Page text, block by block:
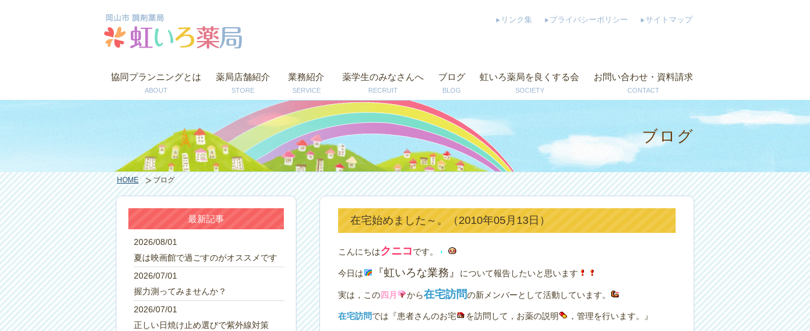
リンク集 プライバシーポリシー サイトマップ
協同プランニングとは
ABOUT
薬局店舗紹介
STORE
業務紹介
SERVICE
薬学生のみなさんへ
RECRUIT
ブログ
BLOG
虹いろ薬局を良くする会
SOCIETY
お問い合わせ・資料請求
CONTACT
ブログ
HOME ブログ
在宅始めました～。（2010年05月13日）
こんにちはクニコです。
今日は 『虹いろな業務』 について報告したいと思います
実は，この四月 から在宅訪問の新メンバーとして活動しています。
在宅訪問では『患者さんのお宅 を訪問して，お薬の説明 ，管理を行います。』
最新記事
2026/08/01
夏は映画館で過ごすのがオススメです
2026/07/01
握力測ってみませんか？
2026/07/01
正しい日焼け止め選びで紫外線対策